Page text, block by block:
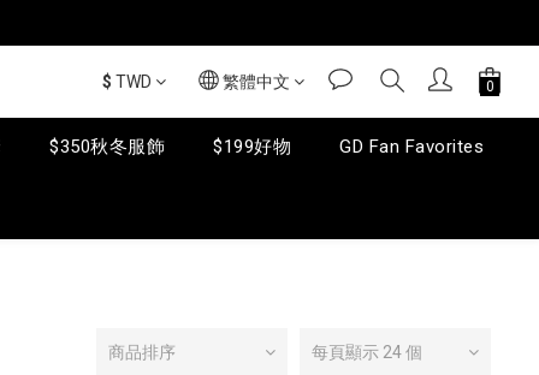
$ TWD 繁體中文
$350秋冬服飾 $199好物 GD Fan Favorites
商品排序 每頁顯示 24 個